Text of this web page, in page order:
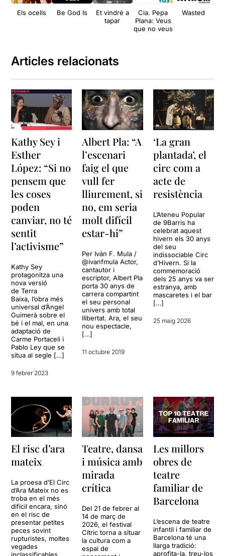
Els ocells Be God Is
Et vindré a
tapar
Cia. Pepa
Plana: Veus
que no veus
Wasted
Articles relacionats
Kathy Sey i
Esther
López: “Si no
pensem que
les coses
poden
canviar, no té
sentit
l’activisme”
Kathy Sey
protagonitza una
nova versió
de Terra
Baixa, l’obra més
universal d’Àngel
Guimerà sobre el
bé i el mal, en una
adaptació de
Carme Portaceli i
Pablo Ley que se
situa al segle […]
9 febrer 2023
Albert Pla: “A
l’escenari
faig el que
vull fer
lliurement, si
no, em seria
molt difícil
estar-hi”
Per Iván F. Mula /
@ivanfmula Actor,
cantautor i
escriptor, Albert Pla
porta 30 anys de
carrera compartint
el seu personal
univers amb total
llibertat. Ara, el seu
nou espectacle,
[…]
11 octubre 2019
‘La gran
plantada’, el
circ com a
acte de
resistència
L’Ateneu Popular
de 9Barris ha
celebrat aquest
hivern els 30 anys
del seu
indissociable Circ
d’Hivern. Si la
commemoració
dels 25 anys va ser
estranya, amb
mascaretes i el bar
[…]
25 maig 2026
El risc d’ara
mateix
La proesa d’El Circ
d’Ara Mateix no es
troba en el més
difícil encara, sinó
en el risc de
presentar petites
peces sovint
rupturistes, moltes
vegades
Teatre, dansa
i música amb
mirada
crítica
Del 21 de febrer al
14 de març de
2026, el festival
Cítric torna a situar
la cultura com a
espai de
Les millors
obres de
teatre
familiar de
Barcelona
L’escena de teatre
infantil i familiar de
Barcelona té una
llarga tradició:
aprofita-la, treu-los